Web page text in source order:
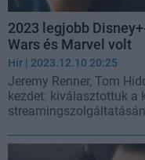
2023 legjobb
Wars és Marvel volt
Hír | 2023.12.10 20:25
Jeremy Renner, Tom
kezdet: kiválasztottuk a